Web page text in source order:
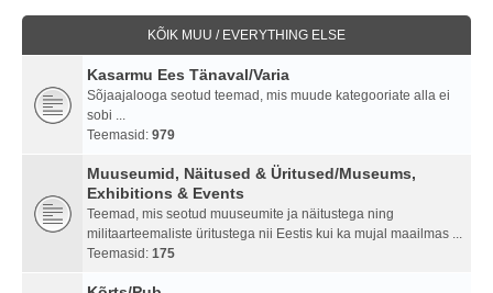
KÕIK MUU / EVERYTHING ELSE
Kasarmu Ees Tänaval/Varia
Sõjaajalooga seotud teemad, mis muude kategooriate alla ei
sobi ...
Teemasid: 979
Muuseumid, Näitused & Üritused/Museums,
Exhibitions & Events
Teemad, mis seotud muuseumite ja näitustega ning
militaarteemaliste üritustega nii Eestis kui ka mujal maailmas ...
Teemasid: 175